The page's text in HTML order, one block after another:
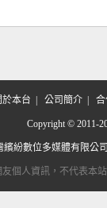
於本台 公司簡介| 合
Copyright © 2011-
繽紛數位多媒體有限公
個人資訊，不代表本